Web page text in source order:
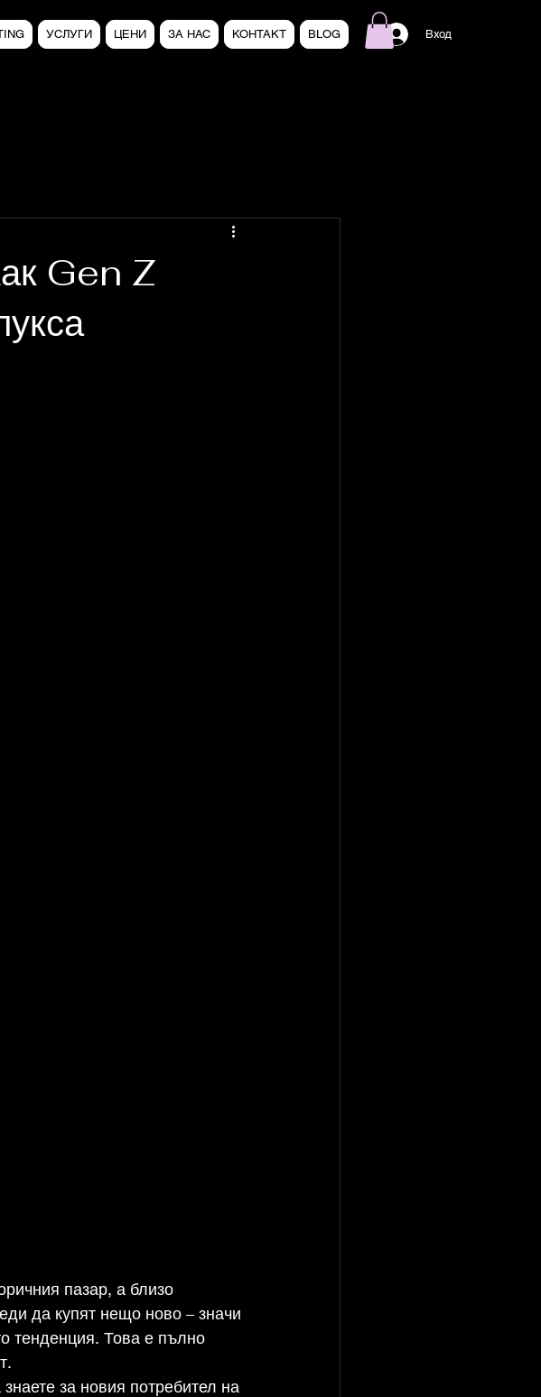
УСЛУГИ ЦЕНИ ЗА НАС КОНТАКТ BLOG Вход
Gen Z
пазар, а близо
да купят нещо ново – значи
тенденция. Това е пълно
за новия потребител на